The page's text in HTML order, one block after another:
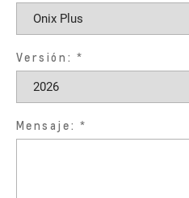
Versión:
Mensaje: